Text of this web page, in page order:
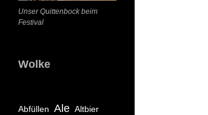
Unser Quittenbock beim
Festival
Wolke
Abfüllen Ale Altbier